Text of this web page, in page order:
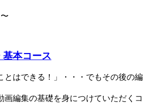
本コース
とはできる！」・・・でもその後の編
画編集の基礎を身につけていただくコ